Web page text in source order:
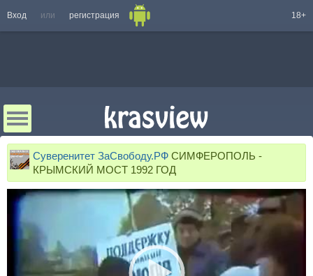
Вход или регистрация 18+
Суверенитет ЗаСвободу.РФ СИМФЕРОПОЛЬ -
КРЫМСКИЙ МОСТ 1992 ГОД